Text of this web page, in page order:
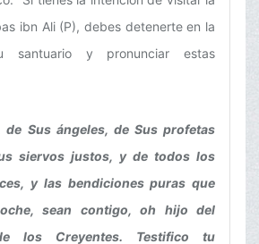
ibn Ali (P), debes detenerte en la
santuario y pronunciar estas
de Sus ángeles, de Sus profetas
siervos justos, y de todos los
y las bendiciones puras que
sean contigo, oh hijo del
los Creyentes. Testifico tu